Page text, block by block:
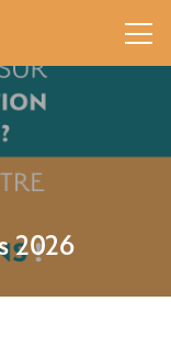
2026